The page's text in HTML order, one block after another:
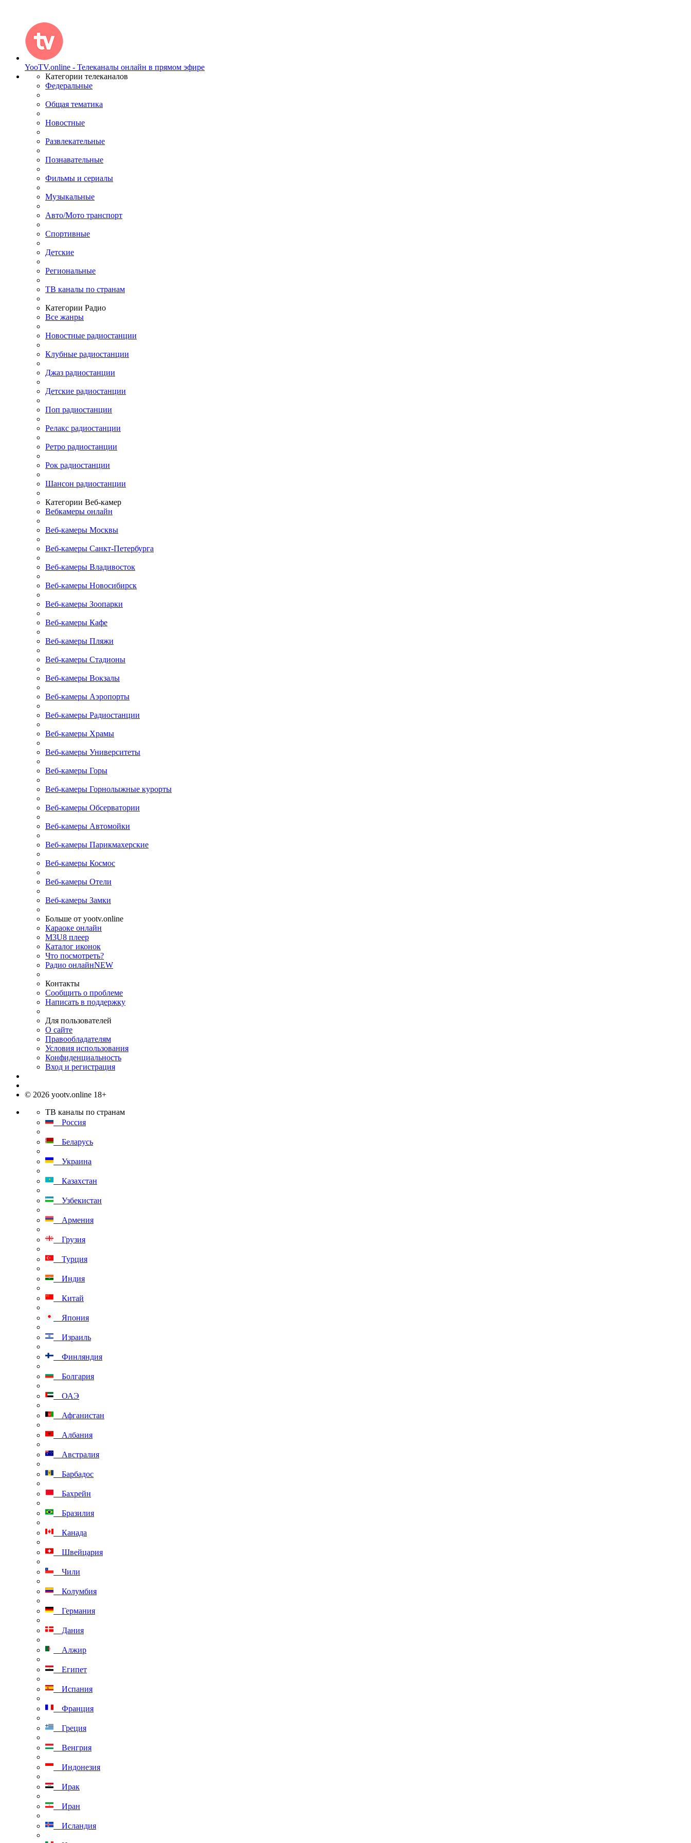
YooTV.online - Телеканалы онлайн в прямом эфире
Категории телеканалов
Федеральные
Общая тематика
Новостные
Развлекательные
Познавательные
Фильмы и сериалы
Музыкальные
Авто/Мото транспорт
Спортивные
Детские
Региональные
ТВ каналы по странам
Категории Радио
Все жанры
Новостные радиостанции
Клубные радиостанции
Джаз радиостанции
Детские радиостанции
Поп радиостанции
Релакс радиостанции
Ретро радиостанции
Рок радиостанции
Шансон радиостанции
Категории Веб-камер
Вебкамеры онлайн
Веб-камеры Москвы
Веб-камеры Санкт-Петербурга
Веб-камеры Владивосток
Веб-камеры Новосибирск
Веб-камеры Зоопарки
Веб-камеры Кафе
Веб-камеры Пляжи
Веб-камеры Стадионы
Веб-камеры Вокзалы
Веб-камеры Аэропорты
Веб-камеры Радиостанции
Веб-камеры Храмы
Веб-камеры Университеты
Веб-камеры Горы
Веб-камеры Горнолыжные курорты
Веб-камеры Обсерватории
Веб-камеры Автомойки
Веб-камеры Парикмахерские
Веб-камеры Космос
Веб-камеры Отели
Веб-камеры Замки
Больше от yootv.online
Караоке онлайн
M3U8 плеер
Каталог иконок
Что посмотреть?
Радио онлайнNEW
Контакты
Сообщить о проблеме
Написать в поддержку
Для пользователей
О сайте
Правообладателям
Условия использования
Конфиденциальность
Вход и регистрация
© 2026 yootv.online 18+
ТВ каналы по странам
Россия
Беларусь
Украина
Казахстан
Узбекистан
Армения
Грузия
Турция
Индия
Китай
Япония
Израиль
Финляндия
Болгария
ОАЭ
Афганистан
Албания
Австралия
Барбадос
Бахрейн
Бразилия
Канада
Швейцария
Чили
Колумбия
Германия
Дания
Алжир
Египет
Испания
Франция
Греция
Венгрия
Индонезия
Ирак
Иран
Исландия